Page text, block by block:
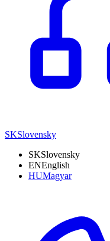
SKSlovensky
SKSlovensky
ENEnglish
HUMagyar